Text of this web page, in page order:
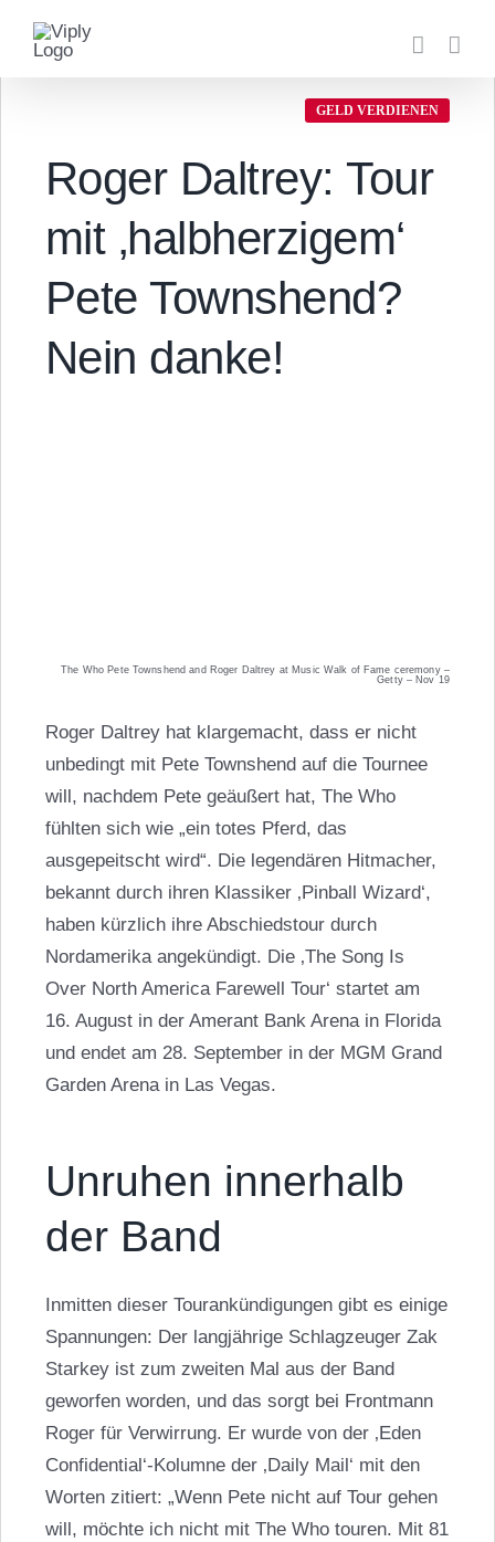
Inhalt
springen
GELD VERDIENEN
Roger Daltrey: Tour
mit ‚halbherzigem‘
Pete Townshend?
Nein danke!
The Who Pete Townshend and Roger Daltrey at Music Walk of Fame ceremony –
Getty – Nov 19
Roger Daltrey hat klargemacht, dass er nicht
unbedingt mit Pete Townshend auf die Tournee
will, nachdem Pete geäußert hat, The Who
fühlten sich wie „ein totes Pferd, das
ausgepeitscht wird“. Die legendären Hitmacher,
bekannt durch ihren Klassiker ‚Pinball Wizard‘,
haben kürzlich ihre Abschiedstour durch
Nordamerika angekündigt. Die ‚The Song Is
Over North America Farewell Tour‘ startet am
16. August in der Amerant Bank Arena in Florida
und endet am 28. September in der MGM Grand
Garden Arena in Las Vegas.
Unruhen innerhalb
der Band
Inmitten dieser Tourankündigungen gibt es einige
Spannungen: Der langjährige Schlagzeuger Zak
Starkey ist zum zweiten Mal aus der Band
geworfen worden, und das sorgt bei Frontmann
Roger für Verwirrung. Er wurde von der ‚Eden
Confidential‘-Kolumne der ‚Daily Mail‘ mit den
Worten zitiert: „Wenn Pete nicht auf Tour gehen
will, möchte ich nicht mit The Who touren. Mit 81